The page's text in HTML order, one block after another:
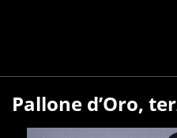
Pallone d’Oro,